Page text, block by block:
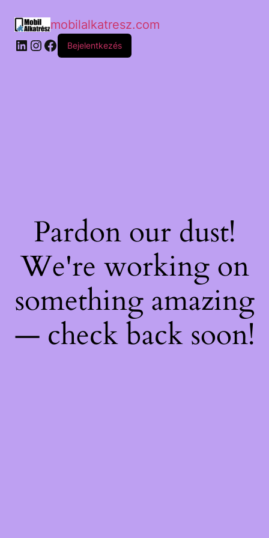
mobilalkatresz.com
Bejelentkezés
Pardon our dust!
We're working on
something amazing
— check back soon!